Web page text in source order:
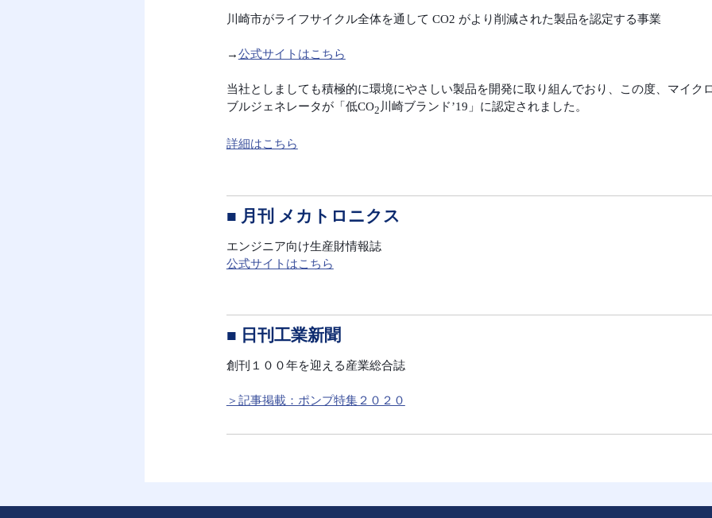
川崎市がライフサイクル全体を通して CO2 がより削減された製品を認定する事業
→公式サイトはこちら
当社としましても積極的に環境にやさしい製品を開発に取り組んでおり、この度、マイク
ブルジェネレータが「低CO2 川崎ブランド’19」に認定されました。
詳細はこちら
■ 月刊 メカトロニクス
エンジニア向け生産財情報誌
公式サイトはこちら
■ 日刊工業新聞
創刊１００年を迎える産業総合誌
＞記事掲載：ポンプ特集２０２０